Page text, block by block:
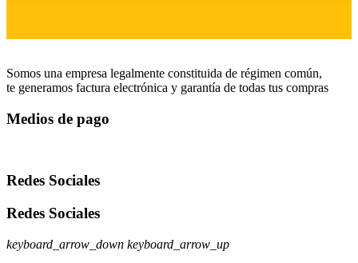
Somos una empresa legalmente constituida de régimen común,
te generamos factura electrónica y garantía de todas tus compras
Medios de pago
Redes Sociales
Redes Sociales
keyboard_arrow_down keyboard_arrow_up